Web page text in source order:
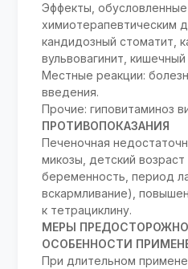
Эффекты, обусловленные
химиотерапевтическим
кандидозный стоматит,
вульвовагинит,
Местные реакции:
введения.
Прочие: гиповитаминоз
ПРОТИВОПОКАЗАНИЯ
Печеночная
микозы, детский возраст
беременность, период
вскармливание),
к тетрациклину.
МЕРЫ
ОСОБЕННОСТИ
При длительном